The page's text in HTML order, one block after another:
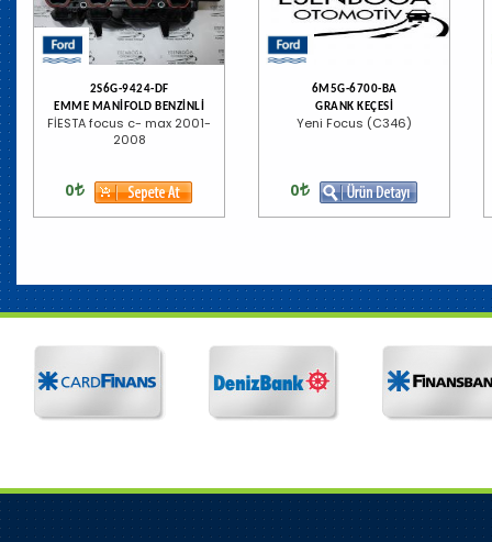
2S6G-9424-DF
EMME MANİFOLD BENZİNLİ
FİESTA focus c- max 2001-
2008
0
6M5G-6700-BA
GRANK KEÇESİ
Yeni Focus (C346)
0